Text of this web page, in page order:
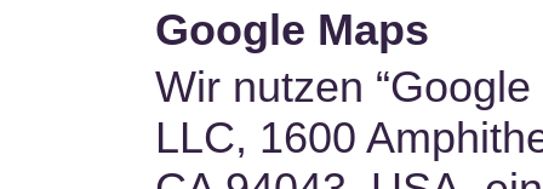
Google Maps
Wir nutzen
LLC, 1600